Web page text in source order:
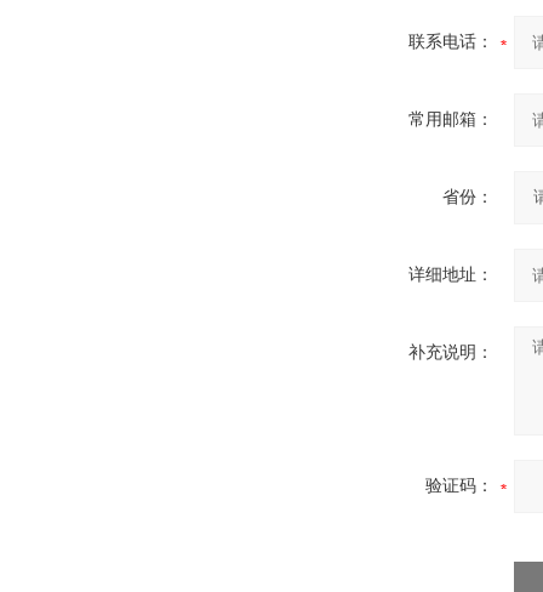
联系电话：
常用邮箱：
省份：
详细地址：
补充说明：
验证码：